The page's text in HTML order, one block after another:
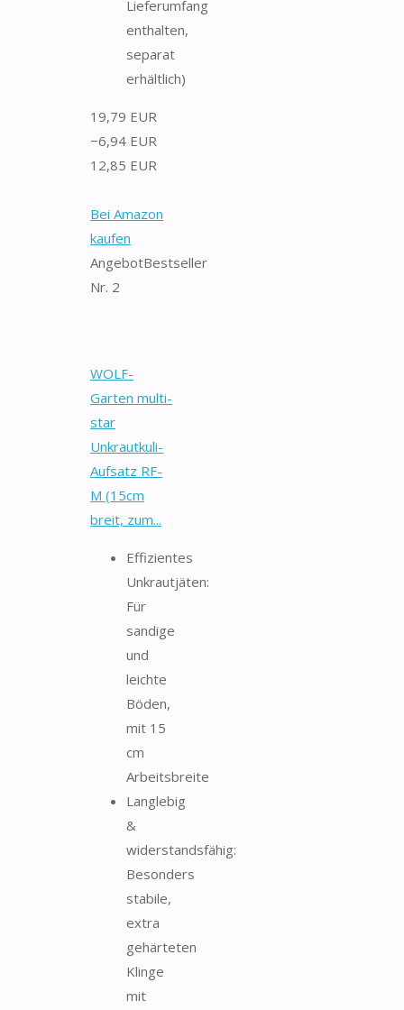
Lieferumfang
enthalten,
separat
erhältlich)
19,79 EUR
−6,94 EUR
12,85 EUR
Bei Amazon
kaufen
AngebotBestseller
Nr. 2
WOLF-
Garten multi-
star
Unkrautkuli-
Aufsatz RF-
M (15cm
breit, zum...
Effizientes
Unkrautjäten:
Für
sandige
und
leichte
Böden,
mit 15
cm
Arbeitsbreite
Langlebig
&
widerstandsfähig:
Besonders
stabile,
extra
gehärteten
Klinge
mit